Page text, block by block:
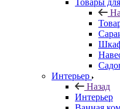
Товары
Интерьер
Назад
Интерьер